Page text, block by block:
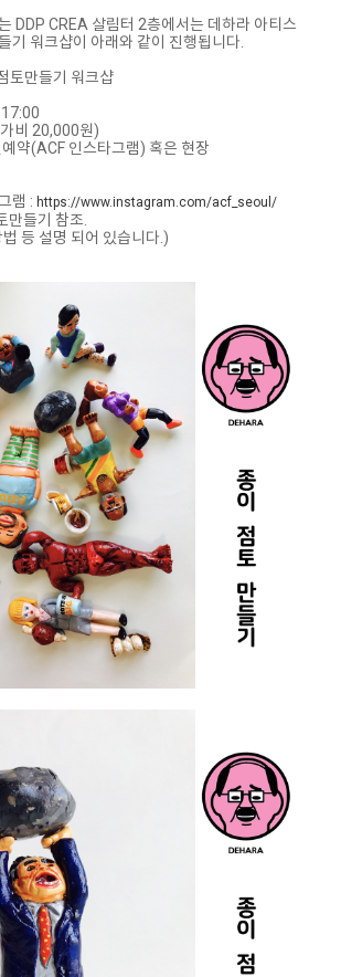
DDP CREA 살림터 2층에서는 데하라 아티스
기 워크샵이 아래와 같이 진행됩니다.
토만들기 워크샵
비 20,000원)
약(ACF 인스타그램) 혹은 현장
램 : https://www.instagram.com/acf_seoul/
만들기 참조.
등 설명 되어 있습니다.)